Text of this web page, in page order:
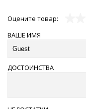
Оцените товар:
ВАШЕ ИМЯ
ДОСТОИНСТВА